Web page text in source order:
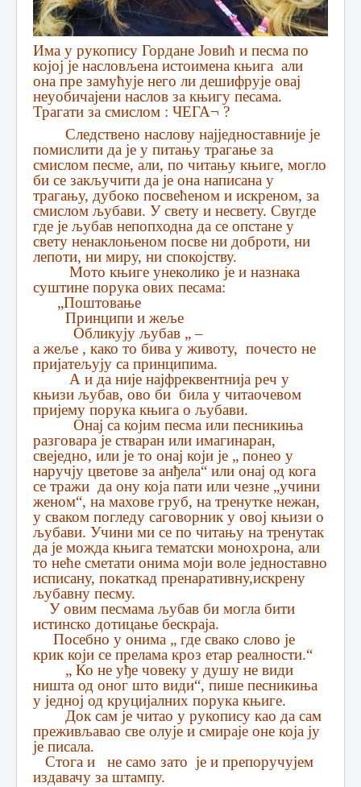
Има у рукопису Гордане Јовић и песма по
којој је насловљена истоимена књига али
она пре замућује него ли дешифрује овај
неуобичајени наслов за књигу песама.
Трагати за смислом : ЧЕГА¬ ?
Следствено наслову најједноставније је
помислити да је у питању трагање за
смислом песме, али, по читању књиге, могло
би се закључити да је она написана у
трагању, дубоко посвећеном и искреном, за
смислом љубави. У свету и несвету. Свугде
где је љубав непопходна да се опстане у
свету ненаклоњеном посве ни доброти, ни
лепоти, ни миру, ни спокојству.
Мото књиге унеколико је и назнака
суштине порука ових песама:
„Поштовање
Принципи и жеље
Обликују љубав „ –
а жеље , како то бива у животу, почесто не
пријатељују са принципима.
А и да није најфреквентнија реч у
књизи љубав, ово би била у читаочевом
пријему порука књига о љубави.
Онај са којим песма или песникиња
разговара је стваран или имагинаран,
свеједно, или је то онај који је „ понео у
наручју цветове за анђела“ или онај од кога
се тражи да ону која пати или чезне „учини
женом“, на махове груб, на тренутке нежан,
у сваком погледу саговорник у овој књизи о
љубави. Учини ми се по читању на тренутак
да је можда књига тематски монохрона, али
то неће сметати онима моји воле једноставно
исписану, покаткад пренаративну,искрену
љубавну песму.
У овим песмама љубав би могла бити
истинско дотицање бескраја.
Посебно у онима „ где свако слово је
крик који се прелама кроз етар реалности.“
„ Ко не уђе човеку у душу не види
ништа од оног што види“, пише песникиња
у једној од круцијалних порука књиге.
Док сам је читао у рукопису као да сам
преживљавао све олује и смираје оне која ју
је писала.
Стога и не само зато је и препоручујем
издавачу за штампу.